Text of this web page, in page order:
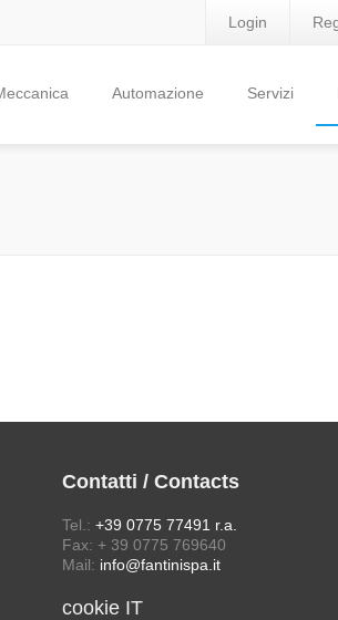
Login
Automazione Servizi
Contatti / Contacts
Tel.: +39 0775 77491 r.a.
Fax: + 39 0775 769640
Mail: info@fantinispa.it
cookie IT